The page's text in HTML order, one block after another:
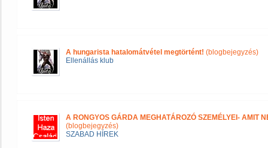
A hungarista hatalomátvétel megtörtént! (blogbejegyzés)
Ellenállás klub
A RONGYOS GÁRDA MEGHATÁROZÓ SZEMÉLYEI- AMIT
(blogbejegyzés)
SZABAD HÍREK